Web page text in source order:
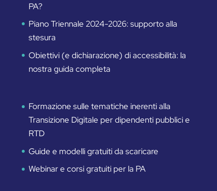
PA?
Piano Triennale 2024-2026: supporto alla
stesura
Obiettivi (e dichiarazione) di accessibilità: la
nostra guida completa
Formazione sulle tematiche inerenti alla
Transizione Digitale per dipendenti pubblici e
RTD
Guide e modelli gratuiti da scaricare
Webinar e corsi gratuiti per la PA